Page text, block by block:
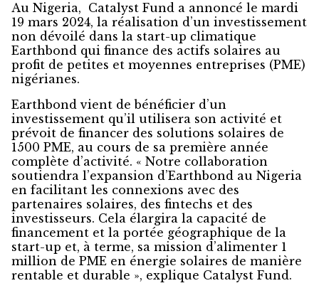
Au Nigeria, Catalyst Fund a annoncé le mardi
19 mars 2024, la réalisation d’un investissement
non dévoilé dans la start-up climatique
Earthbond qui finance des actifs solaires au
profit de petites et moyennes entreprises (PME)
nigérianes.
Earthbond vient de bénéficier d’un
investissement qu’il utilisera son activité et
prévoit de financer des solutions solaires de
1500 PME, au cours de sa première année
complète d’activité. « Notre collaboration
soutiendra l’expansion d’Earthbond au Nigeria
en facilitant les connexions avec des
partenaires solaires, des fintechs et des
investisseurs. Cela élargira la capacité de
financement et la portée géographique de la
start-up et, à terme, sa mission d’alimenter 1
million de PME en énergie solaires de manière
rentable et durable », explique Catalyst Fund.